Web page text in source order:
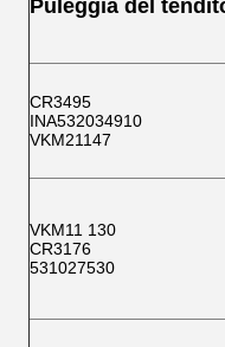
Puleggia del
CR3495
INA532034910
VKM21147
VKM11 130
CR3176
531027530